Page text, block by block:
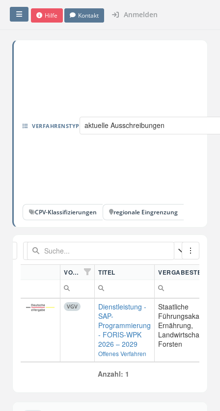
Hilfe Kontakt Anmelden
VERFAHRENSTYP aktuelle Ausschreibungen
CPV-Klassifizierungen regionale Eingrenzung
VORDN. TITEL VERGABESTELLE
VGV
Dienstleistung -
SAP-
Programmierung
- FORIS-WPK
2026 – 2029
Offenes Verfahren
Staatliche
Ernährung,
Landwirtschaft u.
Forsten
Anzahl: 1